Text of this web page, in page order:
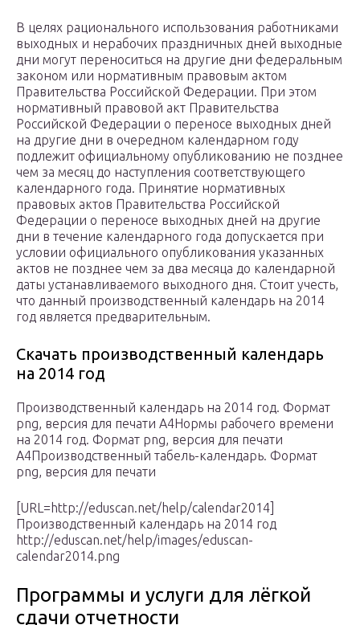
В целях рационального использования работниками
выходных и нерабочих праздничных дней выходные
дни могут переноситься на другие дни федеральным
законом или нормативным правовым актом
Правительства Российской Федерации. При этом
нормативный правовой акт Правительства
Российской Федерации о переносе выходных дней
на другие дни в очередном календарном году
подлежит официальному опубликованию не позднее
чем за месяц до наступления соответствующего
календарного года. Принятие нормативных
правовых актов Правительства Российской
Федерации о переносе выходных дней на другие
дни в течение календарного года допускается при
условии официального опубликования указанных
актов не позднее чем за два месяца до календарной
даты устанавливаемого выходного дня. Стоит учесть,
что данный производственный календарь на 2014
год является предварительным.
Скачать производственный календарь
на 2014 год
Производственный календарь на 2014 год. Формат
png, версия для печати А4Нормы рабочего времени
на 2014 год. Формат png, версия для печати
А4Производственный табель-календарь. Формат
png, версия для печати
[URL=http://eduscan.net/help/calendar2014]
Производственный календарь на 2014 год
http://eduscan.net/help/images/eduscan-
calendar2014.png
Программы и услуги для лёгкой
сдачи отчетности